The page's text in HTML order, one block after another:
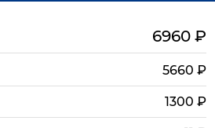
6960₽
5660 ₽
1300 ₽